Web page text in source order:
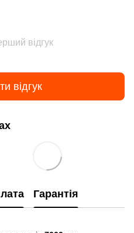
відгук
відгук
Гарантія